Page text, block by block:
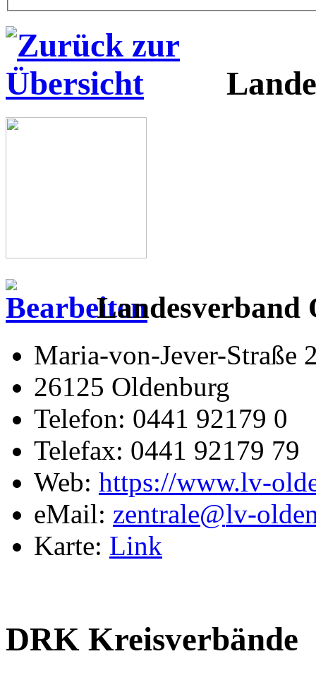
Landesverband
Maria-von-Jever-Straße
26125 Oldenburg
Telefon: 0441 92179 0
Telefax: 0441 92179 79
Web: https://www.lv-
eMail: zentrale@lv-
Karte: Link
DRK Kreisverbände